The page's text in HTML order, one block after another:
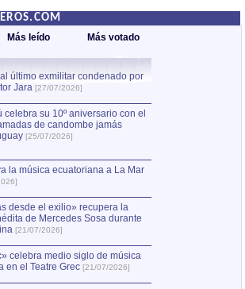
Más leído Más votado
último exmilitar condenado por
Jara [27/07/2026]
celebra su 10º aniversario con el
de candombe jamás
[25/07/2026]
la música ecuatoriana a La Mar
desde el exilio» recupera la
de Mercedes Sosa durante
[21/07/2026]
celebra medio siglo de música
en el Teatre Grec [21/07/2026]